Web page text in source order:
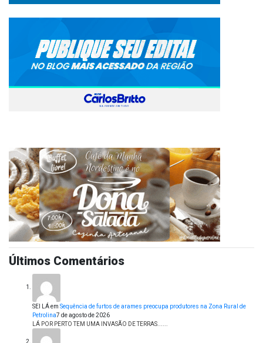
Últimos Comentários
SEI LÁem Sequência de furtos de arames preocupa produtores na Zona Rural de
Petrolina7 de agosto de 2026
LÁ POR PERTO TEM UMA INVASÃO DE TERRAS......